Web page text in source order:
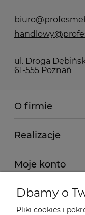
ul. Droga
61-555 Poznań
O firmie
Realizacje
Moje konto
Regulamin
Dbamy o
Pliki cookies i